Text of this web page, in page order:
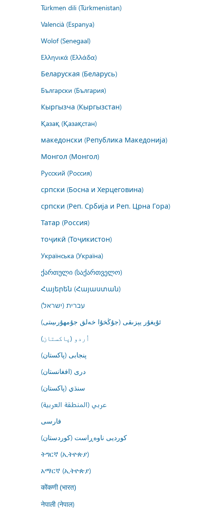
Türkmen dili (Türkmenistan)
Valencià (Espanya)
Wolof (Senegaal)
Ελληνικά (Ελλάδα)
Беларуская (Беларусь)
Български (България)
Кыргызча (Кыргызстан)
Қазақ (Қазақстан)
македонски (Република Македонија)
Монгол (Монгол)
Русский (Россия)
српски (Босна и Херцеговина)
српски (Реп. Србија и Реп. Црна Гора)
Татар (Россия)
тоҷикӣ (Тоҷикистон)
Українська (Україна)
ქართული (საქართველო)
Հայերեն (Հայաստան)
עברית (ישראל)
ئۇيغۇر يېزىقى (جۇڭخۇا خەلق جۇمھۇرىيىتى)
اُردو (پاکستان)
پنجابی (پاکستان)
درى (افغانستان)
سنڌي (پاکستان)
عربي (المنطقة العربية)
فارسى
کوردیی ناوەڕاست (کوردستان)
ትግርኛ (ኢትዮጵያ)
አማርኛ (ኢትዮጵያ)
कोंकणी (भारत)
नेपाली (नेपाल)